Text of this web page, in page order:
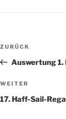
Vorheriger
Beitrag
ZURÜCK
Auswertung
Nächster
Beitrag
WEITER
17. Haff-Sail-